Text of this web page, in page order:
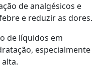
de analgésicos e
e reduzir as dores.
de líquidos em
especialmente